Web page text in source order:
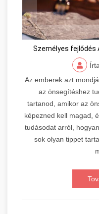
Személyes fejlődés
Az emberek azt
az önsegítéshez
tartanod, amikor az
képezned kell magad,
tudásodat arról,
sok olyan tippet